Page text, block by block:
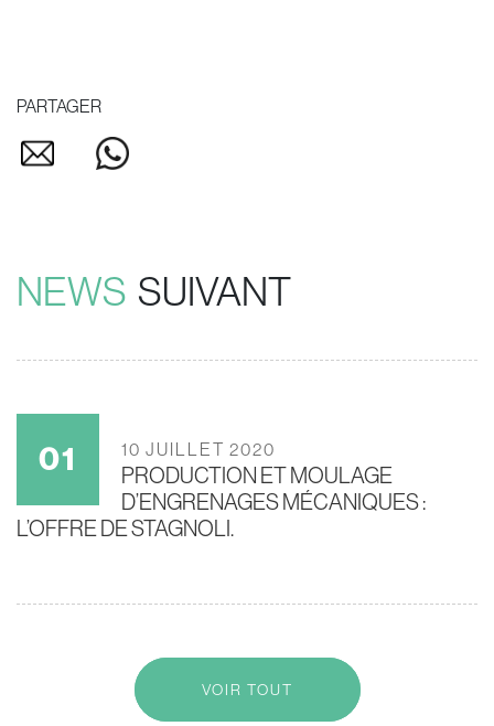
PARTAGER
NEWS SUIVANT
10 JUILLET 2020
PRODUCTION ET MOULAGE
D’ENGRENAGES MÉCANIQUES :
L’OFFRE DE STAGNOLI.
VOIR TOUT